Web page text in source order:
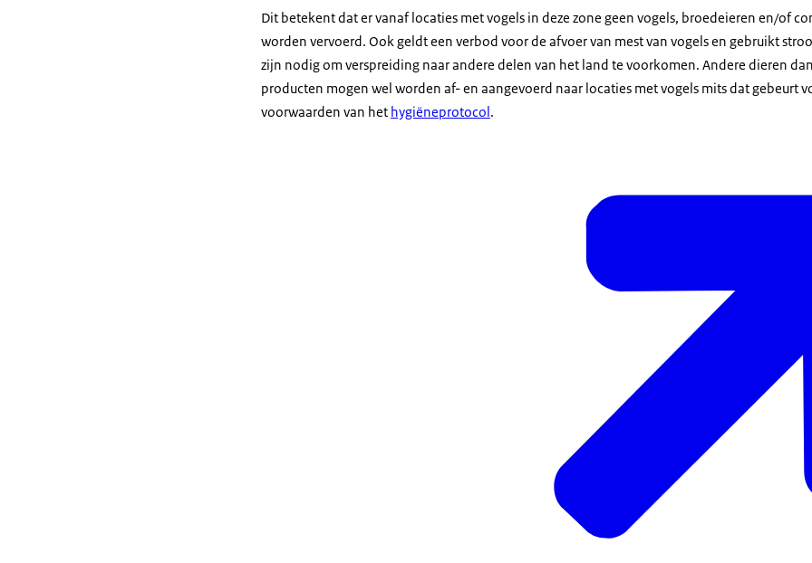
Dit betekent dat er vanaf locaties met vogels in deze zone geen vogels, broedeieren en/of
worden vervoerd. Ook geldt een verbod voor de afvoer van mest van vogels en gebruikt
zijn nodig om verspreiding naar andere delen van het land te voorkomen. Andere dieren
producten mogen wel worden af- en aangevoerd naar locaties met vogels mits dat gebeurt
voorwaarden van het hygiëneprotocol.